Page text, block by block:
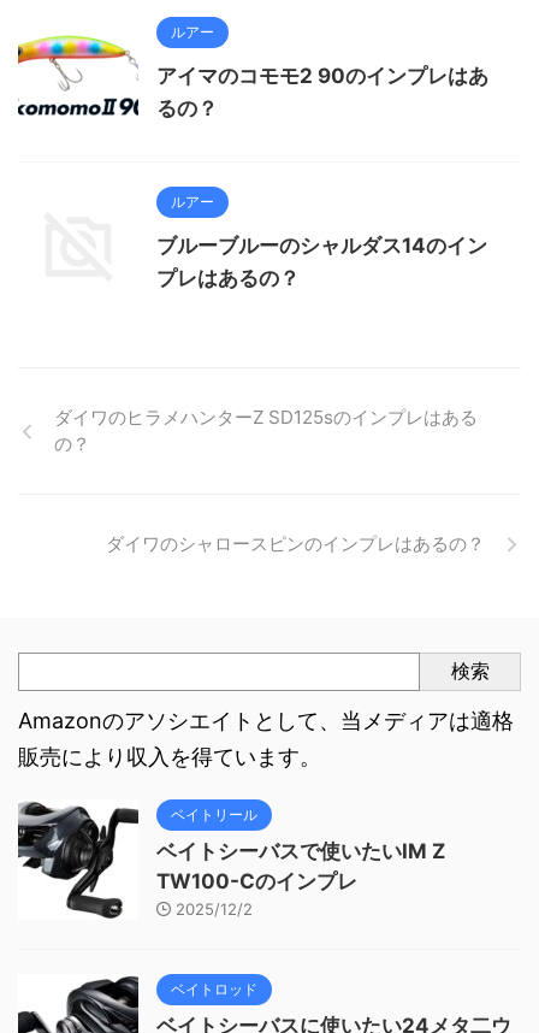
ルアー
アイマのコモモ2 90のインプレはあ
るの？
ルアー
ブルーブルーのシャルダス14のイン
プレはあるの？
ダイワのヒラメハンターZ SD125sのインプレはある
の？
ダイワのシャロースピンのインプレはあるの？
検索
Amazonのアソシエイトとして、当メディアは適格
販売により収入を得ています。
ベイトリール
ベイトシーバスで使いたいIM Z
TW100-Cのインプレ
2025/12/2
ベイトロッド
ベイトシーバスに使いたい24メタ二ウ